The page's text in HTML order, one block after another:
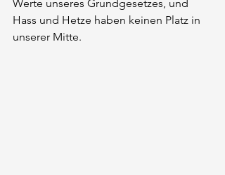
Werte unseres Grundgesetzes, und
Hass und Hetze haben keinen Platz in
unserer Mitte.